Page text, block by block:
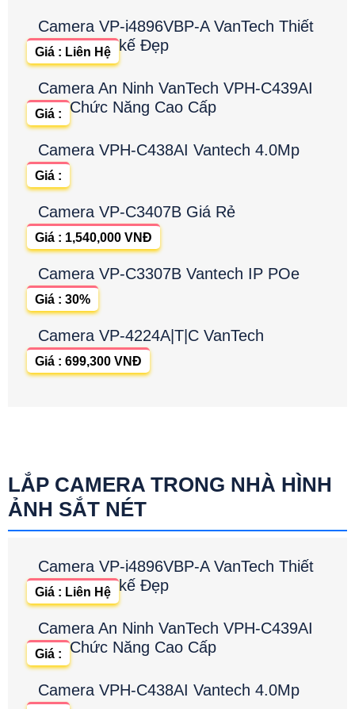
Camera VP-i4896VBP-A VanTech Thiết
kế Đẹp
Giá : Liên Hệ
Camera An Ninh VanTech VPH-C439AI
Chức Năng Cao Cấp
Giá :
Camera VPH-C438AI Vantech 4.0Mp
Giá :
Camera VP-C3407B Giá Rẻ
Giá : 1,540,000 VNĐ
Camera VP-C3307B Vantech IP POe
Giá : 30%
Camera VP-4224A|T|C VanTech
Giá : 699,300 VNĐ
LẮP CAMERA TRONG NHÀ HÌNH
ẢNH SẮT NÉT
Camera VP-i4896VBP-A VanTech Thiết
kế Đẹp
Giá : Liên Hệ
Camera An Ninh VanTech VPH-C439AI
Chức Năng Cao Cấp
Giá :
Camera VPH-C438AI Vantech 4.0Mp